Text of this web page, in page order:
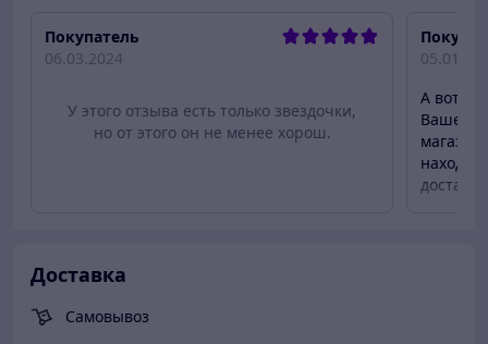
Покупатель
06.03.2024
У этого отзыва есть только звездочки,
но от этого он не менее хорош.
А вот
Вашем
Доставка
Самовывоз